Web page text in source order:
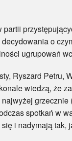
o
ugrupowań
Petru,
wiedzą, że
spotkań w
i nadymają tak,